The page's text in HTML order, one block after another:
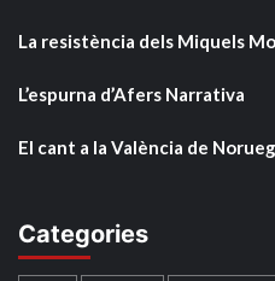
La resistència dels Miquels
L’espurna d’Afers Narrativa
El cant a la València de
Categories